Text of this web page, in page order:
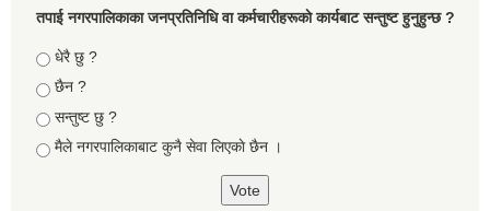
तपा‌ई नगरपालिकाका जनप्रतिनिधि वा कर्मचारीहरूकाे कार्यबाट सन्तुष्ट हुनुहुन्छ ?
Choices
धेरै छु ?
छैन ?
सन्तुष्ट छु ?
मैले नगरपालिकाबाट कुनै सेवा लिएकाे छैन ।